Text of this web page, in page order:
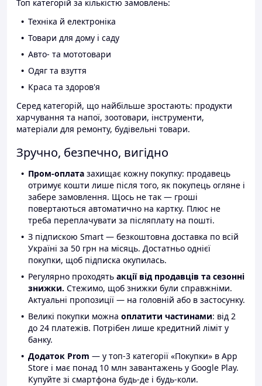
Топ категорій за кількістю замовлень:
Техніка й електроніка
Товари для дому і саду
Авто- та мототовари
Одяг та взуття
Краса та здоров'я
Серед категорій, що найбільше зростають: продукти
харчування та напої, зоотовари, інструменти,
матеріали для ремонту, будівельні товари.
Зручно, безпечно, вигідно
Пром-оплата захищає кожну покупку: продавець
отримує кошти лише після того, як покупець огляне і
забере замовлення. Щось не так — гроші
повертаються автоматично на картку. Плюс не
треба переплачувати за післяплату на пошті.
З підпискою Smart — безкоштовна доставка по всій
Україні за 50 грн на місяць. Достатньо однієї
покупки, щоб підписка окупилась.
Регулярно проходять акції від продавців та сезонні
знижки. Стежимо, щоб знижки були справжніми.
Актуальні пропозиції — на головній або в застосунку.
Великі покупки можна оплатити частинами: від 2
до 24 платежів. Потрібен лише кредитний ліміт у
банку.
Додаток Prom — у топ-3 категорії «Покупки» в App
Store і має понад 10 млн завантажень у Google Play.
Купуйте зі смартфона будь-де і будь-коли.